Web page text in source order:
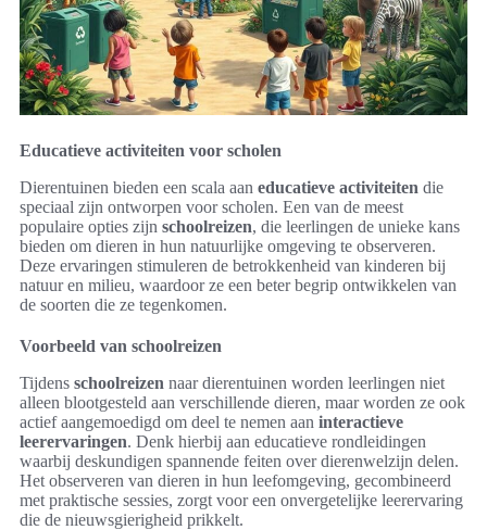
Educatieve activiteiten voor scholen
Dierentuinen bieden een scala aan educatieve activiteiten die
speciaal zijn ontworpen voor scholen. Een van de meest
populaire opties zijn schoolreizen, die leerlingen de unieke kans
bieden om dieren in hun natuurlijke omgeving te observeren.
Deze ervaringen stimuleren de betrokkenheid van kinderen bij
natuur en milieu, waardoor ze een beter begrip ontwikkelen van
de soorten die ze tegenkomen.
Voorbeeld van schoolreizen
Tijdens schoolreizen naar dierentuinen worden leerlingen niet
alleen blootgesteld aan verschillende dieren, maar worden ze ook
actief aangemoedigd om deel te nemen aan interactieve
leerervaringen. Denk hierbij aan educatieve rondleidingen
waarbij deskundigen spannende feiten over dierenwelzijn delen.
Het observeren van dieren in hun leefomgeving, gecombineerd
met praktische sessies, zorgt voor een onvergetelijke leerervaring
die de nieuwsgierigheid prikkelt.